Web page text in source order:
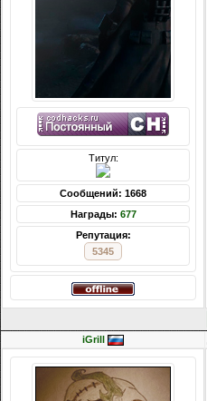
Титул:
Сообщений: 1668
Награды: 677
Репутация:
5345
iGrill